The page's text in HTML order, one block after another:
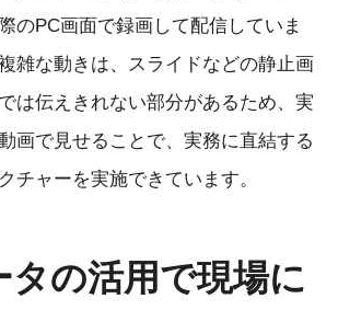
のPC画面で録画して配信していま
雑な動きは、スライドなどの静止画
は伝えきれない部分があるため、実
画で見せることで、実務に直結する
チャーを実施できています。
タの活用で現場に